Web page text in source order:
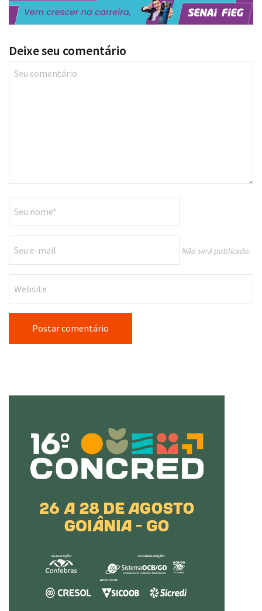
Deixe seu comentário
Não será publicado.